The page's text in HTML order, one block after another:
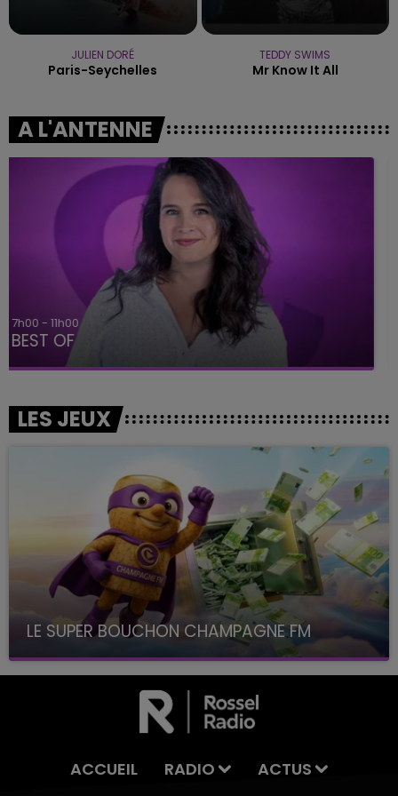
JULIEN DORÉ
Paris-Seychelles
TEDDY SWIMS
Mr Know It All
A L'ANTENNE
11h00 - 16h00
Le week-end Champagne FM
LES JEUX
LE SUPER BOUCHON CHAMPAGNE FM
avec La Famille Champagne FM, à 8H10
ACCUEIL RADIO ACTUS